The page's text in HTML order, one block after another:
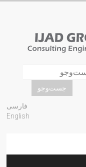
فارسی
English